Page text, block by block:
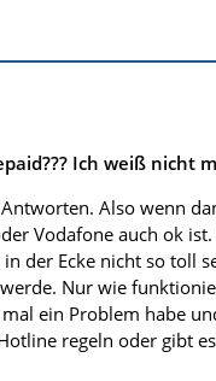
Ich weiß nicht
Also wenn
Vodafone auch ok
der Ecke nicht so toll
Nur wie
ein Problem habe
regeln oder gibt